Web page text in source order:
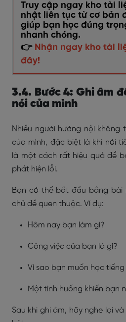
Truy cập ngay kho tài
nhật liên tục từ cơ bản
giúp bạn học đúng
nhanh chóng.
👉 Nhận ngay kho tài
đây!
3.4. Bước 4: Ghi âm
nói của mình
Nhiều người hướng nội không
của mình, đặc biệt là khi nói
là một cách rất hiệu quả để
phát hiện lỗi.
Bạn có thể bắt đầu bằng bài
chủ đề quen thuộc. Ví dụ:
Hôm nay bạn làm gì?
Công việc của bạn là gì?
Vì sao bạn muốn học tiếng
Một tình huống khiến bạn
Sau khi ghi âm, hãy nghe lại